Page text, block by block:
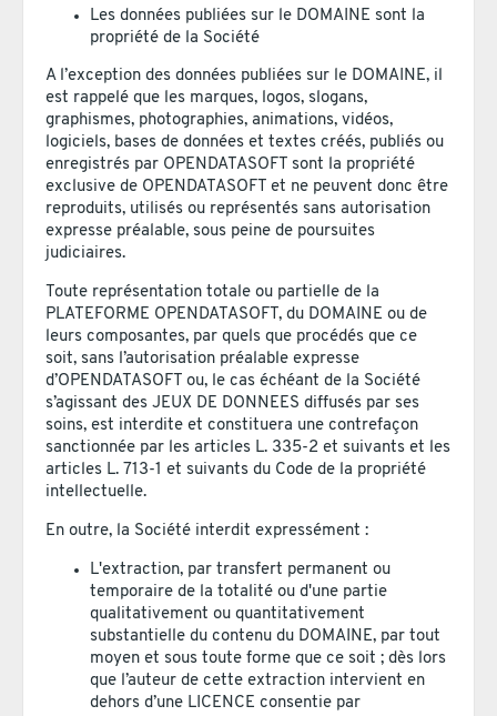
Les données publiées sur le DOMAINE sont la
propriété de la Société
A l’exception des données publiées sur le DOMAINE, il
est rappelé que les marques, logos, slogans,
graphismes, photographies, animations, vidéos,
logiciels, bases de données et textes créés, publiés ou
enregistrés par OPENDATASOFT sont la propriété
exclusive de OPENDATASOFT et ne peuvent donc être
reproduits, utilisés ou représentés sans autorisation
expresse préalable, sous peine de poursuites
judiciaires.
Toute représentation totale ou partielle de la
PLATEFORME OPENDATASOFT, du DOMAINE ou de
leurs composantes, par quels que procédés que ce
soit, sans l’autorisation préalable expresse
d’OPENDATASOFT ou, le cas échéant de la Société
s’agissant des JEUX DE DONNEES diffusés par ses
soins, est interdite et constituera une contrefaçon
sanctionnée par les articles L. 335-2 et suivants et les
articles L. 713-1 et suivants du Code de la propriété
intellectuelle.
En outre, la Société interdit expressément :
L'extraction, par transfert permanent ou
temporaire de la totalité ou d'une partie
qualitativement ou quantitativement
substantielle du contenu du DOMAINE, par tout
moyen et sous toute forme que ce soit ; dès lors
que l’auteur de cette extraction intervient en
dehors d’une LICENCE consentie par